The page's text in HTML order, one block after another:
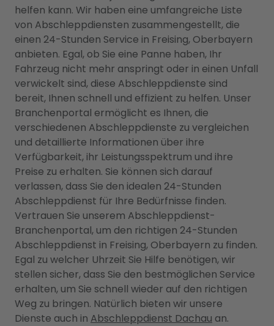
helfen kann. Wir haben eine umfangreiche Liste
von Abschleppdiensten zusammengestellt, die
einen 24-Stunden Service in Freising, Oberbayern
anbieten. Egal, ob Sie eine Panne haben, Ihr
Fahrzeug nicht mehr anspringt oder in einen Unfall
verwickelt sind, diese Abschleppdienste sind
bereit, Ihnen schnell und effizient zu helfen. Unser
Branchenportal ermöglicht es Ihnen, die
verschiedenen Abschleppdienste zu vergleichen
und detaillierte Informationen über ihre
Verfügbarkeit, ihr Leistungsspektrum und ihre
Preise zu erhalten. Sie können sich darauf
verlassen, dass Sie den idealen 24-Stunden
Abschleppdienst für Ihre Bedürfnisse finden.
Vertrauen Sie unserem Abschleppdienst-
Branchenportal, um den richtigen 24-Stunden
Abschleppdienst in Freising, Oberbayern zu finden.
Egal zu welcher Uhrzeit Sie Hilfe benötigen, wir
stellen sicher, dass Sie den bestmöglichen Service
erhalten, um Sie schnell wieder auf den richtigen
Weg zu bringen. Natürlich bieten wir unsere
Dienste auch in Abschleppdienst Dachau an.